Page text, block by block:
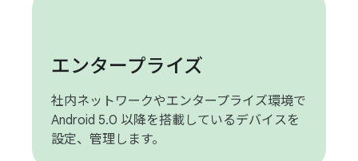
エンタープライズ
社内ネットワークやエンタープライズ環境で
Android 5.0 以降を搭載しているデバイスを
設定、管理します。